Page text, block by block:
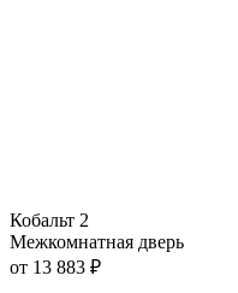
Кобальт 2
Межкомнатная дверь
от 13 883 ₽